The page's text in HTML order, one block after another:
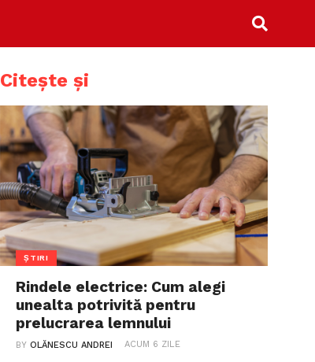
Citește și
ȘTIRI
Rindele electrice: Cum alegi
unealta potrivită pentru
prelucrarea lemnului
BYOLĂNESCU ANDREI ACUM 6 ZILE